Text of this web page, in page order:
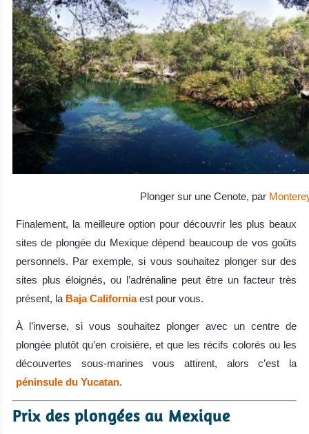
Plonger sur une Cenote, par
Finalement, la meilleure option pour découvrir les plus beaux
sites de plongée du Mexique dépend beaucoup de vos goûts
personnels. Par exemple, si vous souhaitez plonger sur des
sites plus éloignés, ou l’adrénaline peut être un facteur très
présent, la Baja California est pour vous.
À l’inverse, si vous souhaitez plonger avec un centre de
plongée plutôt qu’en croisière, et que les récifs colorés ou les
découvertes sous-marines vous attirent, alors c’est la
péninsule du Yucatan.
Prix des plongées au Mexique